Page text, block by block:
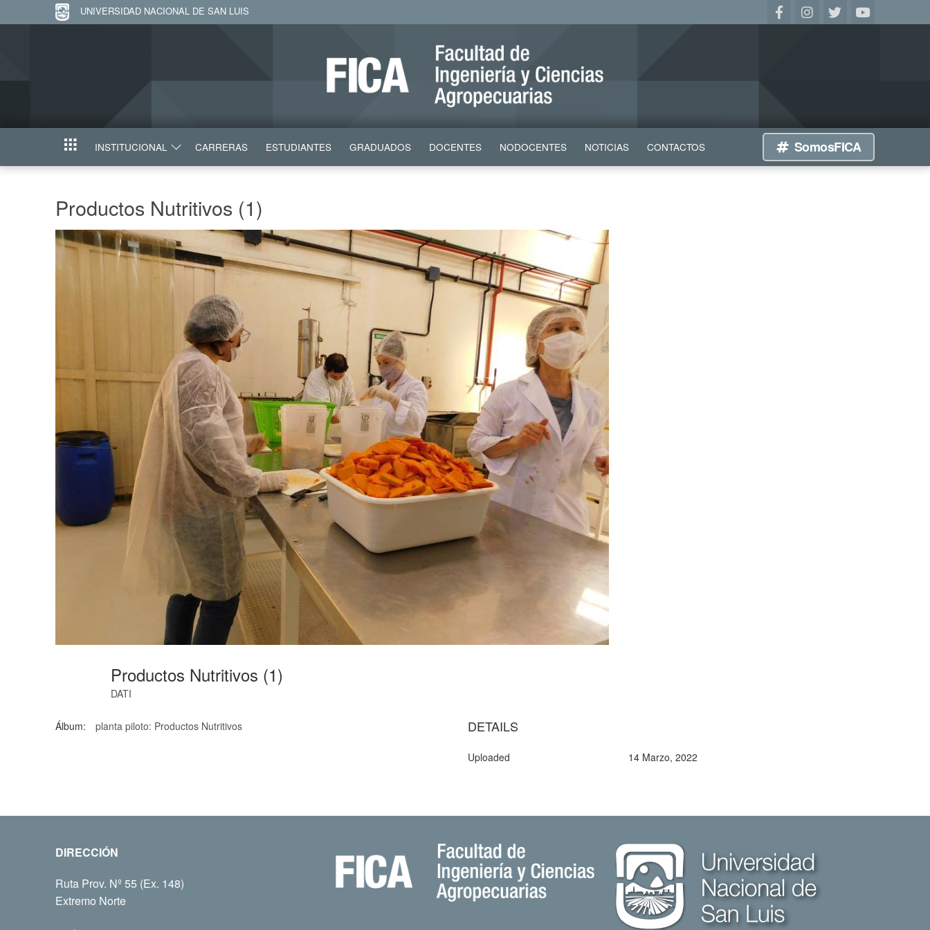
UNIVERSIDAD NACIONAL DE SAN LUIS
INICIO INSTITUCIONAL CARRERAS ESTUDIANTES GRADUADOS DOCENTES NODOCENTES NOTICIAS CONTACTOS SomosFICA
Productos Nutritivos (1)
Productos Nutritivos (1)
DATI
Álbum: planta piloto: Productos Nutritivos DETAILS
Uploaded 14 Marzo, 2022
DIRECCIÓN
Ruta Prov. Nº 55 (Ex. 148)
Extremo Norte